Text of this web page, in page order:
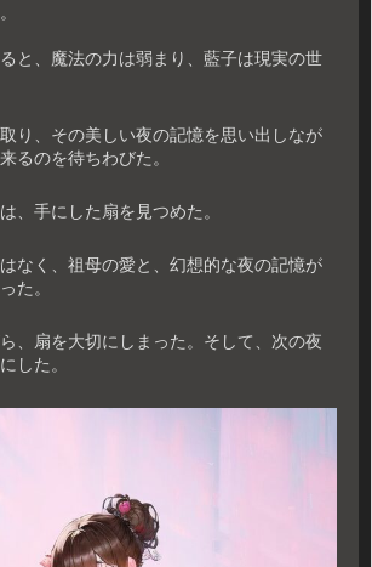
と、魔法の力は弱まり、藍子は現実の世
り、その美しい夜の記憶を思い出しなが
るのを待ちわびた。
、手にした扇を見つめた。
なく、祖母の愛と、幻想的な夜の記憶が
た。
、扇を大切にしまった。そして、次の夜
した。